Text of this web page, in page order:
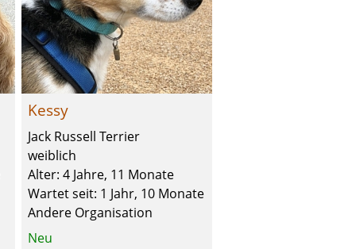
Kessy
Jack Russell Terrier
weiblich
Alter: 4 Jahre, 11 Monate
Wartet seit: 1 Jahr, 10 Monate
Andere Organisation
Neu